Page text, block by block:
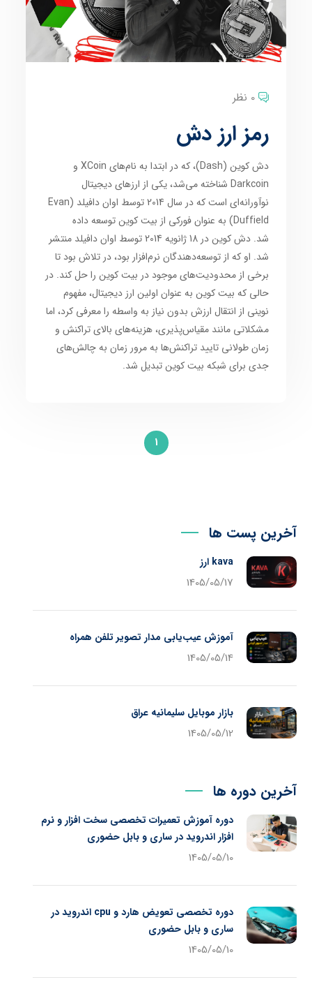
0 نظر
رمز ارز دش
دش کوین (Dash)، که در ابتدا به نام‌های XCoin و
Darkcoin شناخته می‌شد، یکی از ارزهای دیجیتال
نوآورانه‌ای است که در سال 2014 توسط اوان دافیلد (Evan
Duffield) به عنوان فورکی از بیت کوین توسعه داده
شد. دش کوین در 18 ژانویه 2014 توسط اوان دافیلد منتشر
شد. او که از توسعه‌دهندگان نرم‌افزار بود، در تلاش بود تا
برخی از محدودیت‌های موجود در بیت کوین را حل کند. در
حالی که بیت کوین به عنوان اولین ارز دیجیتال، مفهوم
نوینی از انتقال ارزش بدون نیاز به واسطه را معرفی کرد، اما
مشکلاتی مانند مقیاس‌پذیری، هزینه‌های بالای تراکنش و
زمان طولانی تایید تراکنش‌ها به مرور زمان به چالش‌های
جدی برای شبکه بیت کوین تبدیل شد.
1
آخرین پست ها
kava ارز
1405/05/17
آموزش عیب‌یابی مدار تصویر تلفن همراه
1405/05/14
بازار موبایل سلیمانیه عراق
1405/05/12
آخرین دوره ها
دوره آموزش تعمیرات تخصصی سخت افزار و نرم
افزار اندروید در ساری و بابل حضوری
1405/05/10
دوره تخصصی تعویض هارد و cpu اندروید در
ساری و بابل حضوری
1405/05/10